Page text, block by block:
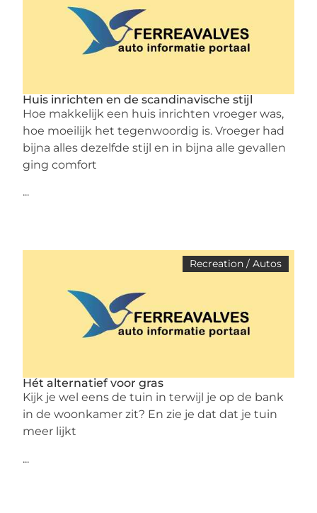
Huis inrichten en de scandinavische stijl
Hoe makkelijk een huis inrichten vroeger was,
hoe moeilijk het tegenwoordig is. Vroeger had
bijna alles dezelfde stijl en in bijna alle gevallen
ging comfort
...
Recreation / Autos
Hét alternatief voor gras
Kijk je wel eens de tuin in terwijl je op de bank
in de woonkamer zit? En zie je dat dat je tuin
meer lijkt
...